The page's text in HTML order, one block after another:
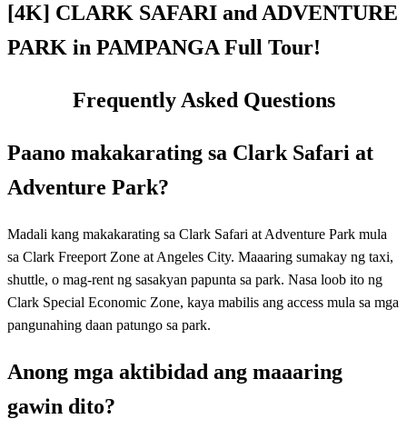
[4K] CLARK SAFARI and ADVENTURE
PARK in PAMPANGA Full Tour!
Frequently Asked Questions
Paano makakarating sa Clark Safari at
Adventure Park?
Madali kang makakarating sa Clark Safari at Adventure Park mula
sa Clark Freeport Zone at Angeles City. Maaaring sumakay ng taxi,
shuttle, o mag-rent ng sasakyan papunta sa park. Nasa loob ito ng
Clark Special Economic Zone, kaya mabilis ang access mula sa mga
pangunahing daan patungo sa park.
Anong mga aktibidad ang maaaring
gawin dito?